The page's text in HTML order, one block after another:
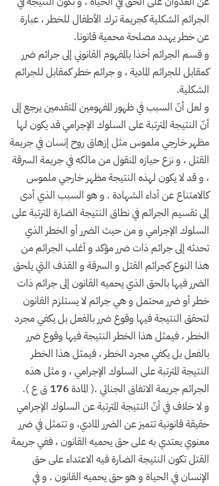
الجرائم الشكلية كجريمة ترك الأطفال للخطر ، عبارة
عن خطر يهدد مصلحة محمية قانونا.
و قسم الجرائم أخذا بالمفهوم القانوني إلى جرائم ضرر
كمقابل للجرائم المادية ، و جرائم خطر كمقابل للجرائم
الشكلية.
و لعل أنّ السبب في ظهور المفهومين المتقدمين يرجع إلى
أنّ النتيجة المترتبة على السلوك الإجرامي قد يكون لها
مظهر خارجي ملموس مثل إزهاق روح إنسان في جريمة
القتل ، و نزع حيازه المنقول من مالكه في جريمة السرقة
، و قد لا يكون لهذه النتيجة مظهر خارجي ملموس
كالامتناع عن أداء الشهادة . و هو السبب الذي أدى
إلى تقسيم الجرائم في نطاق النتيجة الضارة المترتبة على
السلوك الإجرامي و من حيث الضرر أو الخطر الذي
تحدثه إلى جرائم ذات ضرر مؤكد و أغلب الجرائم من
هذا النوع كجرائم القتل و السرقة و القذف التي يلحق
الضرر فيها بالحق الذي يحميه القانون إلى جرائم ذات
خطر أو ضرر محتمل و هي جرائم لا يستلزم القانون
لتحقق النتيجة فيها وقوع ضرر بالفعل بل يكفي مجرد
الخطر ، فيمثل هذا الخطر النتيجة فيها وقوع ضرر
بالفعل بل يكفي مجرد الخطر ، فيمثل هذا الخطر
النتيجة المترتبة على السلوك الإجرامي ، و مثل هذه
الجرائم جريمة الاتفاق الجنائي .( المادة 176 ق ع)
.
و لا خلاف في أنّ النتيجة المترتبة عن السلوك الإجرامي
حقيقة قانونية تتميز عن الضرر المادي، و تتمثل في ضرر
معنوي يعتدي به على حق يحميه القانون ، ففي جريمة
القتل تكون النتيجة الضارة فيه الاعتداء على حق
الإنسان في الحياة و هو حق يحميه القانون . و في